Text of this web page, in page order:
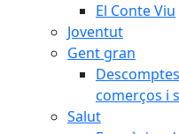
El Conte Viu
Joventut
Gent gran
comerços i
Salut